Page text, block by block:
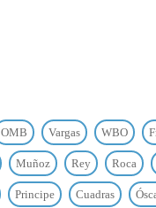
OMB Vargas WBO
Muñoz Rey Roca
Principe Cuadras